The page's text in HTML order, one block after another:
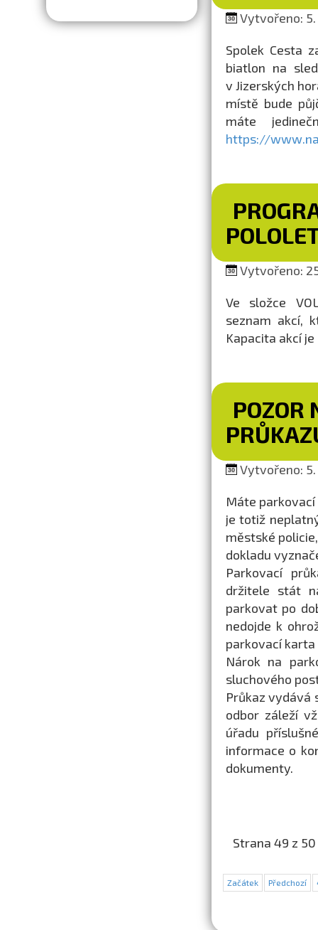
Vytvořeno: 5.
Spolek Cesta
biatlon na
v Jizerských
místě bude
máte
https://
Vytvořeno:
Ve složce
seznam akcí,
Kapacita akcí
POZOR
Vytvořeno: 5.
Máte
je totiž
městské
dokladu
Parkovací
držitele stát
parkovat po
nedojde k
parkovací karta
Nárok na
sluchového
Průkaz vydává
odbor záleží
úřadu
informace o
dokumenty.
Strana 49 z 50
Začátek Předchozí